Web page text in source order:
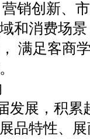
销创新、
和消费场
满足客商
发展，积累
品特性、